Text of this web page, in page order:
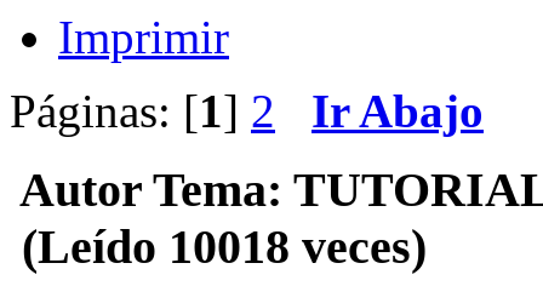
Imprimir
Páginas: [1] 2 Ir Abajo
Autor Tema:
(Leído 10018 veces)